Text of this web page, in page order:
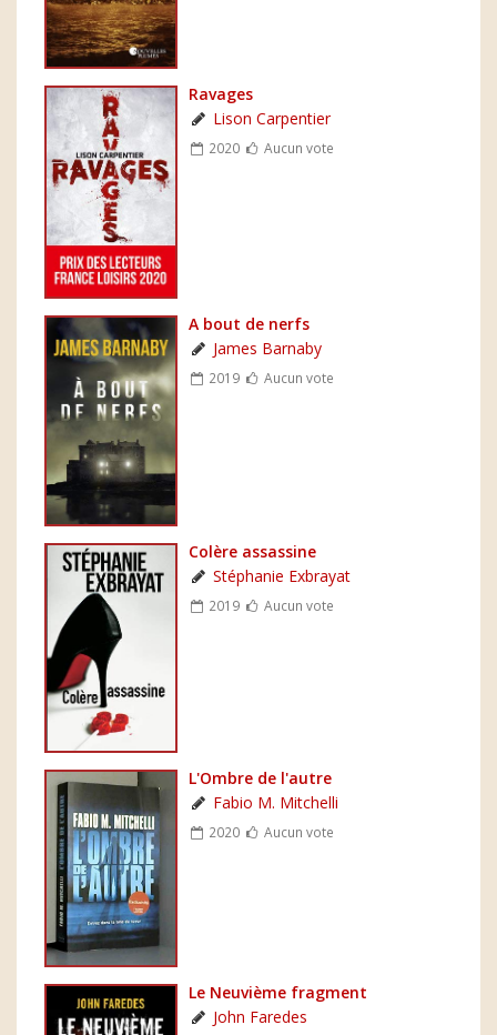
Ravages
Lison Carpentier
2020 Aucun vote
A bout de nerfs
James Barnaby
2019 Aucun vote
Colère assassine
Stéphanie Exbrayat
2019 Aucun vote
L'Ombre de l'autre
Fabio M. Mitchelli
2020 Aucun vote
Le Neuvième fragment
John Faredes